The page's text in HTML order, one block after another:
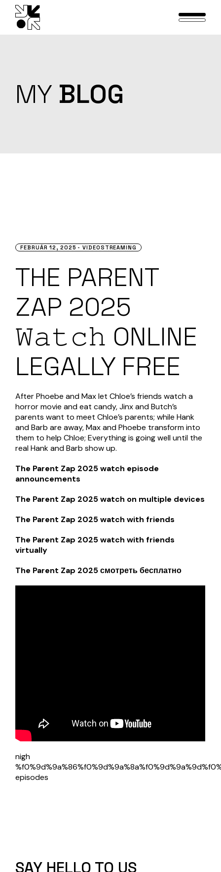
content
MY BLOG
FEBRUÁR 12, 2025 VIDEOSTREAMING
THE PARENT
ZAP 2025
𝚆𝚊𝚝𝚌𝚑 ONLINE
LEGALLY FREE
After Phoebe and Max let Chloe’s friends watch a
horror movie and eat candy, Jinx and Butch’s
parents want to meet Chloe’s parents; while Hank
and Barb are away, Max and Phoebe transform into
them to help Chloe; Everything is going well until the
real Hank and Barb show up.
The Parent Zap 2025 watch episode
announcements
The Parent Zap 2025 watch on multiple devices
The Parent Zap 2025 watch with friends
The Parent Zap 2025 watch with friends
virtually
The Parent Zap 2025 смотреть бесплатно
nigh
episodes
SAY HELLO TO US